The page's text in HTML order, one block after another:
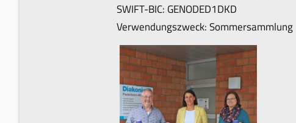
SWIFT-BIC: GENODED1DKD
Verwendungszweck: Sommersammlung